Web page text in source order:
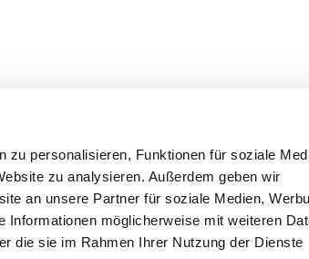
zu personalisieren, Funktionen für soziale
zu analysieren. Außerdem geben wir
an unsere Partner für soziale Medien,
Informationen möglicherweise mit weiteren
die sie im Rahmen Ihrer Nutzung der Dienste